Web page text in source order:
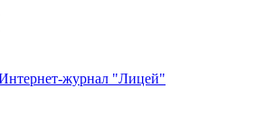
журнал "Лицей"